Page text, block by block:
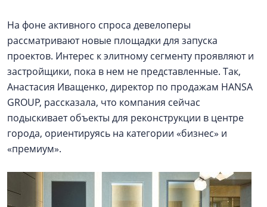
На фоне активного спроса девелоперы
рассматривают новые площадки для запуска
проектов. Интерес к элитному сегменту проявляют и
застройщики, пока в нем не представленные. Так,
Анастасия Иващенко, директор по продажам HANSA
GROUP, рассказала, что компания сейчас
подыскивает объекты для реконструкции в центре
города, ориентируясь на категории «бизнес» и
«премиум».